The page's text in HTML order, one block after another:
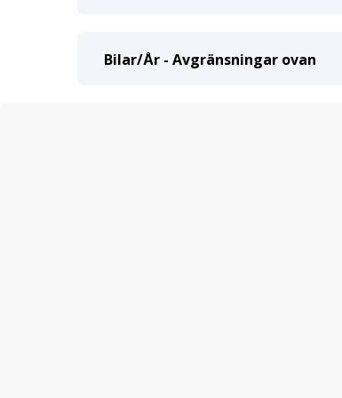
Bilar/År - Avgränsningar ovan